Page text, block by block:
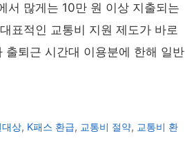
서 많게는 10만 원 이상 지출되는
표적인 교통비 지원 제도가 바로
퇴근 시간대 이용분에 한해 일반
대상, K패스 환급, 교통비 절약, 교통비 환